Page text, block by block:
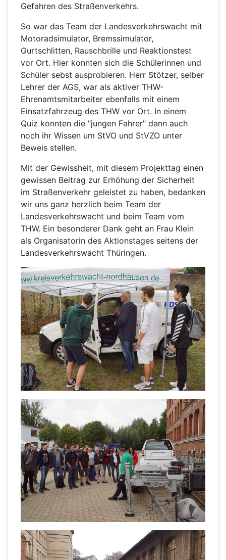
Gefahren des Straßenverkehrs.
So war das Team der Landesverkehrswacht mit
Motoradsimulator, Bremssimulator,
Gurtschlitten, Rauschbrille und Reaktionstest
vor Ort. Hier konnten sich die Schülerinnen und
Schüler sebst ausprobieren. Herr Stötzer, selber
Lehrer der AGS, war als aktiver THW-
Ehrenamtsmitarbeiter ebenfalls mit einem
Einsatzfahrzeug des THW vor Ort. In einem
Quiz konnten die "jungen Fahrer" dann auch
noch ihr Wissen um StVO und StVZO unter
Beweis stellen.
Mit der Gewissheit, mit diesem Projekttag einen
gewissen Beitrag zur Erhöhung der Sicherheit
im Straßenverkehr geleistet zu haben, bedanken
wir uns ganz herzlich beim Team der
Landesverkehrswacht und beim Team vom
THW. Ein besonderer Dank geht an Frau Klein
als Organisatorin des Aktionstages seitens der
Landesverkehrswacht Thüringen.